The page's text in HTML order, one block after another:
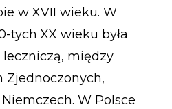
w XVII wieku. W
tych XX wieku była
między
Zjednoczonych,
W Polsce